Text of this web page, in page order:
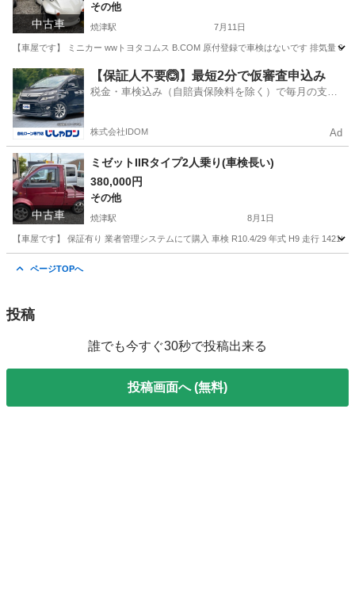
中古車
その他
焼津駅 7月11日
【車屋です】 ミニカー wwトヨタコムス B.COM 原付登録で車検はないです 排気量
静岡 焼津市 焼津駅 その他 CAT
【保証人不要🙆】最短2分で仮審査申込み
税金・車検込み（自賠責保険料を除く）で毎月の支払
株式会社IDOM Ad
中古車
ミゼットIIRタイプ2人乗り(車検長い)
380,000円
その他
焼津駅 8月1日
【車屋です】 保証有り 業者管理システムにて購入 車検 R10.4/29 年式 H9 走行 142165
ページTOPへ
投稿
誰でも今すぐ30秒で投稿出来る
投稿画面へ (無料)